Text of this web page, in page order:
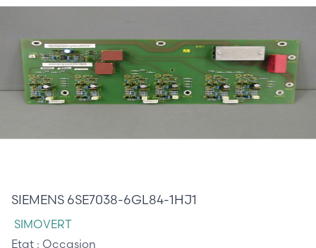
SIEMENS 6SE7038-6GL84-1HJ1
SIMOVERT
Etat : Occasion